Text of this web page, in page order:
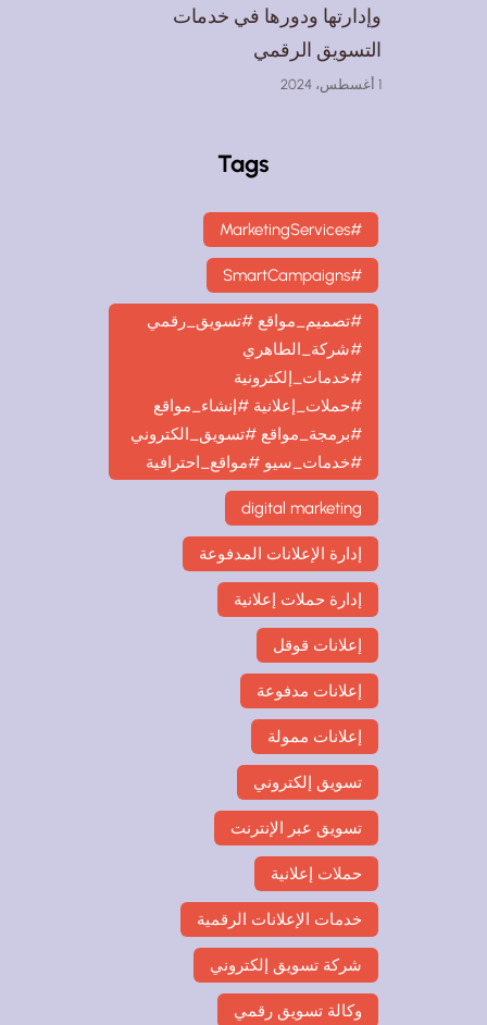
وإدارتها ودورها في خدمات
التسويق الرقمي
Tags
#تصميم_مواقع #تسويق_رقمي
#شركة_الطاهري
#خدمات_إلكترونية
#حملات_إعلانية #إنشاء_مواقع
#برمجة_مواقع #تسويق_الكتروني
#خدمات_سيو #مواقع_احترافية
digital marketing
إدارة الإعلانات المدفوعة
إدارة حملات إعلانية
إعلانات قوقل
إعلانات مدفوعة
إعلانات ممولة
تسويق إلكتروني
تسويق عبر الإنترنت
حملات إعلانية
خدمات الإعلانات الرقمية
شركة تسويق إلكتروني
وكالة تسويق رقمي